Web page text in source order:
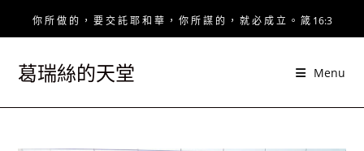
你 所 做 的 ， 要 交 託 耶 和 華 ， 你 所 謀 的 ， 就 必 成 立 。 箴 16:3
葛瑞絲的天堂 Menu